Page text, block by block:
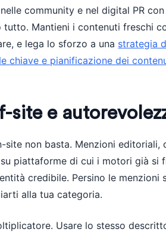
nelle community e nel digital PR
Mantieni i contenuti freschi
e lega lo sforzo a una strategia
chiave e pianificazione dei
site e
site non basta. Menzioni
piattaforme di cui i motori già si
credibile. Persino le menzioni
alla tua categoria.
Usare lo stesso